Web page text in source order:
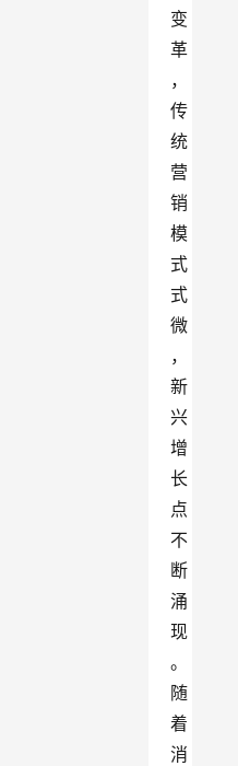
变
革
，
传
统
营
销
模
式
式
微
，
新
兴
增
长
点
不
断
涌
现
。
随
着
消